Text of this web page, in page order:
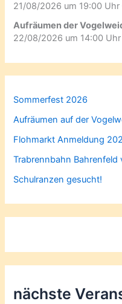
21/08/2026 um 19:00 Uhr
Aufräumen der
22/08/2026 um 14:00 Uhr
Sommerfest 2026
Aufräumen auf der
Flohmarkt Anmeldung
Trabrennbahn Bahrenfeld
Schulranzen gesucht!
nächste